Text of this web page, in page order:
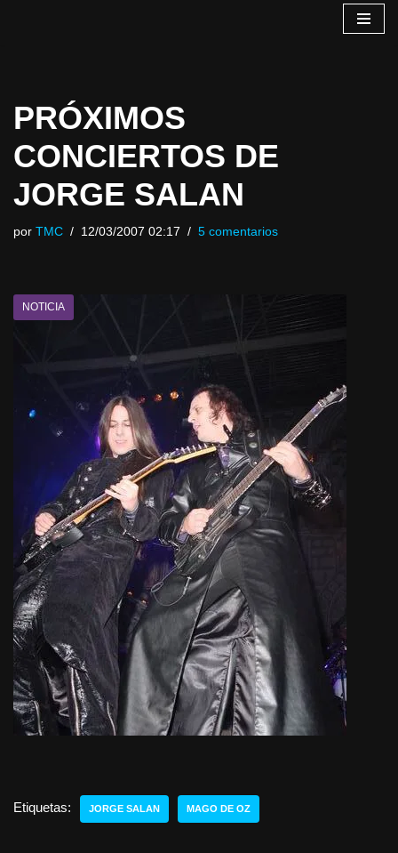
PRÓXIMOS
CONCIERTOS DE
JORGE SALAN
por TMC 12/03/2007 02:17 5 comentarios
NOTICIA
Etiquetas: JORGE SALAN MAGO DE OZ